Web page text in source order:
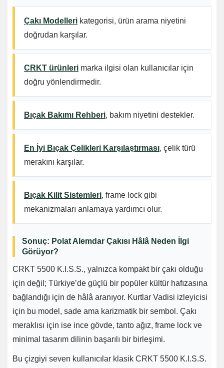
Çakı Modelleri kategorisi, ürün arama niyetini
doğrudan karşılar.
CRKT ürünleri marka ilgisi olan kullanıcılar için
doğru yönlendirmedir.
Bıçak Bakımı Rehberi, bakım niyetini destekler.
En İyi Bıçak Çelikleri Karşılaştırması, çelik türü
merakını karşılar.
Bıçak Kilit Sistemleri, frame lock gibi
mekanizmaları anlamaya yardımcı olur.
Sonuç: Polat Alemdar Çakısı Hâlâ Neden İlgi
Görüyor?
CRKT 5500 K.I.S.S., yalnızca kompakt bir çakı olduğu
için değil; Türkiye’de güçlü bir popüler kültür hafızasına
bağlandığı için de hâlâ aranıyor. Kurtlar Vadisi izleyicisi
için bu model, sade ama karizmatik bir sembol. Çakı
meraklısı için ise ince gövde, tanto ağız, frame lock ve
minimal tasarım dilinin başarılı bir birleşimi.
Bu çizgiyi seven kullanıcılar klasik CRKT 5500 K.I.S.S.